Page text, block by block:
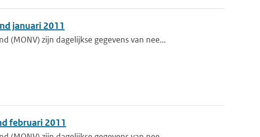
januari 2011
(MONV) zijn dagelijkse gegevens van nee...
februari 2011